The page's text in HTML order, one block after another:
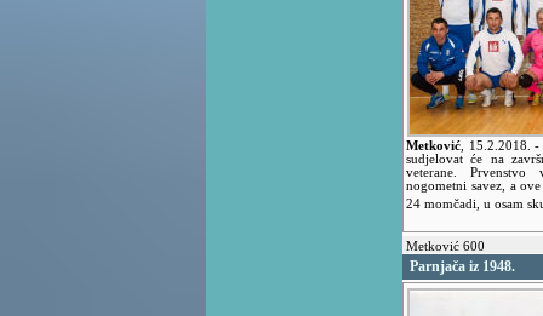
Metković 15.2.2018. -
sudjelovat će na
veterane.
nogometni savez, a
24 momčadi, u osam
Metković 600
Parnjača iz 1948.